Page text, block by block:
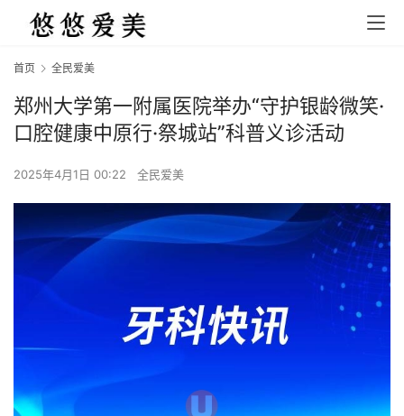
首页 全民爱美
郑州大学第一附属医院举办“守护银龄微笑·
口腔健康中原行·祭城站”科普义诊活动
2025年4月1日 00:22 全民爱美